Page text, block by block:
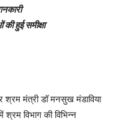
की हुई समीक्षा
मंत्री डॉ मनसुख मंडाविया
श्रम विभाग की विभिन्न